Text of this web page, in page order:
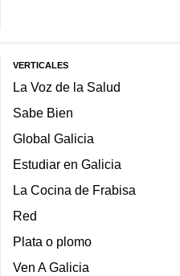
VERTICALES
La Voz de la Salud
Sabe Bien
Global Galicia
Estudiar en Galicia
La Cocina de Frabisa
Red
Plata o plomo
Ven A Galicia